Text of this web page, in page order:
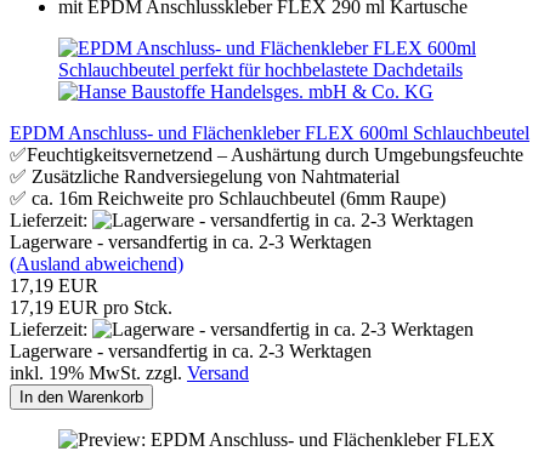
EPDM Anschluss- und Flächenkleber FLEX 600ml Schlauchbeutel
✅Feuchtigkeitsvernetzend – Aushärtung durch Umgebungsfeuchte
✅ Zusätzliche Randversiegelung von Nahtmaterial
✅ ca. 16m Reichweite pro Schlauchbeutel (6mm Raupe)
Lieferzeit:
Lagerware - versandfertig in ca. 2-3 Werktagen
(Ausland abweichend)
17,19 EUR
17,19 EUR pro Stck.
Lieferzeit:
Lagerware - versandfertig in ca. 2-3 Werktagen
inkl. 19% MwSt. zzgl. Versand
In den Warenkorb